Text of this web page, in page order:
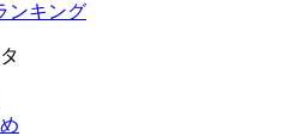
ンキング